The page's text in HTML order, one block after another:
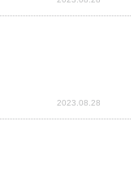
2023.08.28